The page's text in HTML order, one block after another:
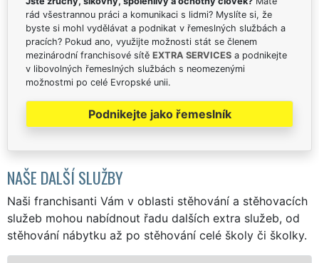
rád všestrannou práci a komunikaci s lidmi? Myslíte si, že
byste si mohl vydělávat a podnikat v řemeslných službách a
pracích? Pokud ano, využijte možnosti stát se členem
mezinárodní franchisové sítě EXTRA SERVICES a podnikejte
v libovolných řemeslných službách s neomezenými
možnostmi po celé Evropské unii.
Podnikejte jako řemeslník
NAŠE DALŠÍ SLUŽBY
Naši franchisanti Vám v oblasti stěhování a stěhovacích
služeb mohou nabídnout řadu dalších extra služeb, od
stěhování nábytku až po stěhování celé školy či školky.